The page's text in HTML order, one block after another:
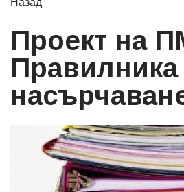
Проект на
Правилника